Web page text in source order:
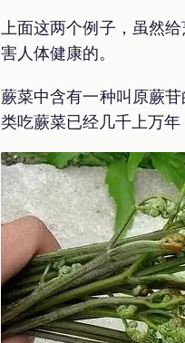
上面这两个例子，虽然
害人体健康的。
蕨菜中含有一种叫原蕨
类吃蕨菜已经几千上万年